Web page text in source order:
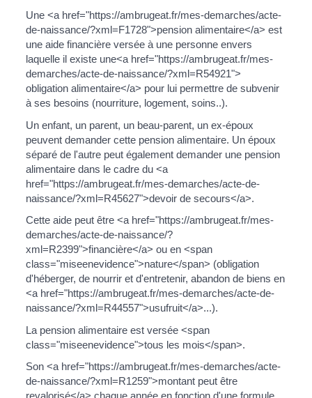
Une <a href="https://ambrugeat.fr/mes-demarches/acte-
de-naissance/?xml=F1728">pension alimentaire</a> est
une aide financière versée à une personne envers
laquelle il existe une<a href="https://ambrugeat.fr/mes-
demarches/acte-de-naissance/?xml=R54921">
obligation alimentaire</a> pour lui permettre de subvenir
à ses besoins (nourriture, logement, soins..).
Un enfant, un parent, un beau-parent, un ex-époux
peuvent demander cette pension alimentaire. Un époux
séparé de l'autre peut également demander une pension
alimentaire dans le cadre du <a
href="https://ambrugeat.fr/mes-demarches/acte-de-
naissance/?xml=R45627">devoir de secours</a>.
Cette aide peut être <a href="https://ambrugeat.fr/mes-
demarches/acte-de-naissance/?
xml=R2399">financière</a> ou en <span
class="miseenevidence">nature</span> (obligation
d'héberger, de nourrir et d'entretenir, abandon de biens en
<a href="https://ambrugeat.fr/mes-demarches/acte-de-
naissance/?xml=R44557">usufruit</a>...).
La pension alimentaire est versée <span
class="miseenevidence">tous les mois</span>.
Son <a href="https://ambrugeat.fr/mes-demarches/acte-
de-naissance/?xml=R1259">montant peut être
revalorisé</a> chaque année en fonction d'une formule